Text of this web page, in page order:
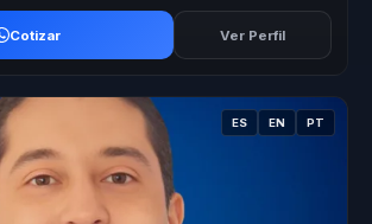
Cotizar Ver Perfil
ES EN PT